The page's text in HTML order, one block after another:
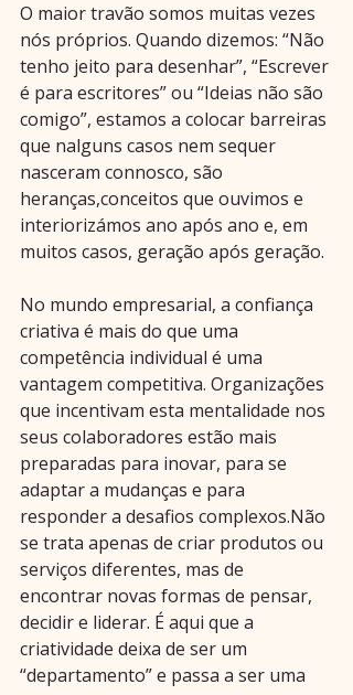
O maior travão somos muitas vezes
nós próprios. Quando dizemos: “Não
tenho jeito para desenhar”, “Escrever
é para escritores” ou “Ideias não são
comigo”, estamos a colocar barreiras
que nalguns casos nem sequer
nasceram connosco, são
heranças,conceitos que ouvimos e
interiorizámos ano após ano e, em
muitos casos, geração após geração.
No mundo empresarial, a confiança
criativa é mais do que uma
competência individual é uma
vantagem competitiva. Organizações
que incentivam esta mentalidade nos
seus colaboradores estão mais
preparadas para inovar, para se
adaptar a mudanças e para
responder a desafios complexos.Não
se trata apenas de criar produtos ou
serviços diferentes, mas de
encontrar novas formas de pensar,
decidir e liderar. É aqui que a
criatividade deixa de ser um
“departamento” e passa a ser uma